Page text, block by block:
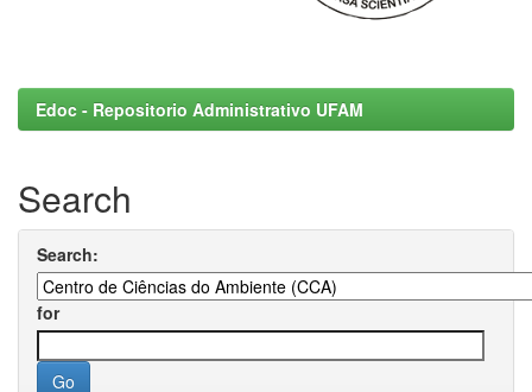
Edoc - Repositorio Administrativo UFAM
Search
Search:
for